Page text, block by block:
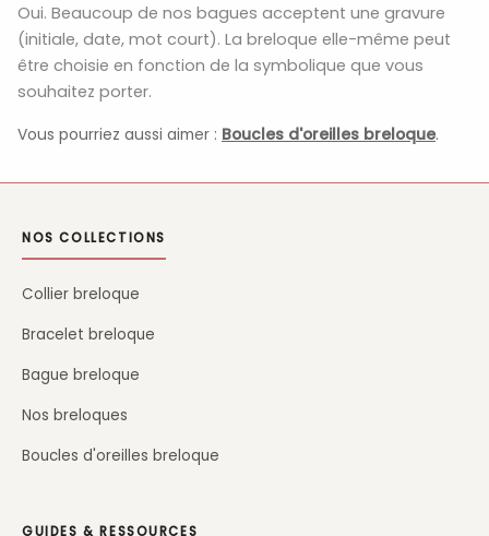
Oui. Beaucoup de nos bagues acceptent une gravure
(initiale, date, mot court). La breloque elle-même peut
être choisie en fonction de la symbolique que vous
souhaitez porter.
Vous pourriez aussi aimer : Boucles d'oreilles breloque.
NOS COLLECTIONS
Collier breloque
Bracelet breloque
Bague breloque
Nos breloques
Boucles d'oreilles breloque
GUIDES & RESSOURCES